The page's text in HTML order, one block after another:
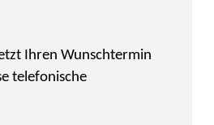
Ihren Wunschtermin
telefonische